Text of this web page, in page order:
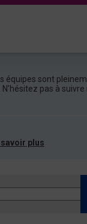
sont
pas à
savoir plus